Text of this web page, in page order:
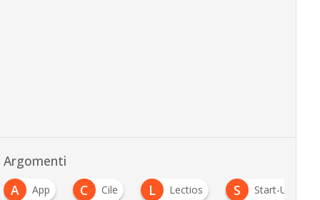
Argomenti
C Cile L Lectios S Start-Up Chile